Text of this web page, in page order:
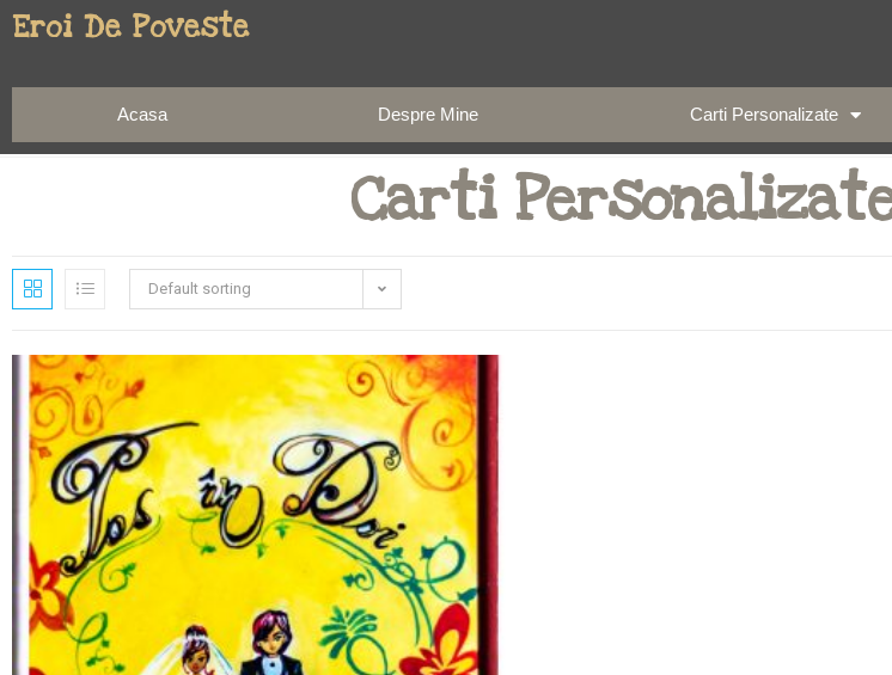
Eroi De Poveste
Acasa Despre Mine Carti Personalizate
Carti
Default sorting